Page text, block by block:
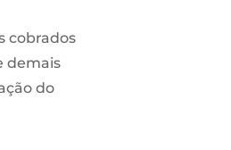
cobrados
demais
do